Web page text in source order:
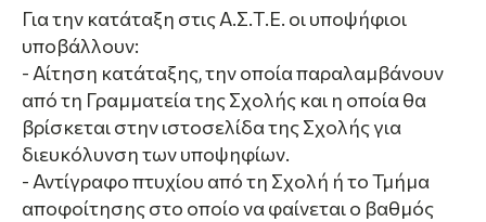
Για την κατάταξη στις Α.Σ.Τ.Ε. οι υποψήφιοι
υποβάλλουν:
- Αίτηση κατάταξης, την οποία παραλαμβάνουν
από τη Γραμματεία της Σχολής και η οποία θα
βρίσκεται στην ιστοσελίδα της Σχολής για
διευκόλυνση των υποψηφίων.
- Αντίγραφο πτυχίου από τη Σχολή ή το Τμήμα
αποφοίτησης στο οποίο να φαίνεται ο βαθμός